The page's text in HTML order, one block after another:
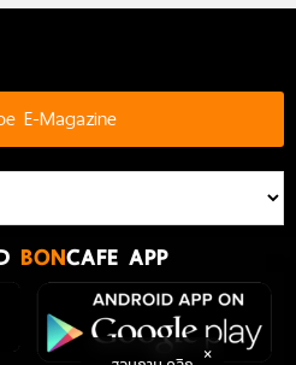
E-Magazine
BONCAFE APP